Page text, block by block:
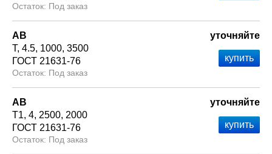
Под заказ
АВ
Т 4.5 1000 3500
ГОСТ 21631-76
Под заказ
уточняйте
АВ
Т1 4 2500 2000
ГОСТ 21631-76
Под заказ
уточняйте